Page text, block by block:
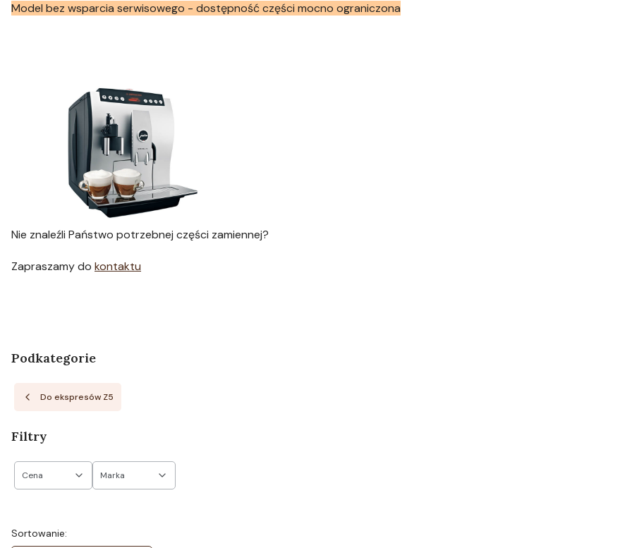
Model bez wsparcia serwisowego - dostępność części mocno ograniczona
Nie znaleźli Państwo potrzebnej części zamiennej?
Zapraszamy do kontaktu
Podkategorie
Do ekspresów Z5
Filtry
Cena Marka
Lista produktów
Sortowanie: